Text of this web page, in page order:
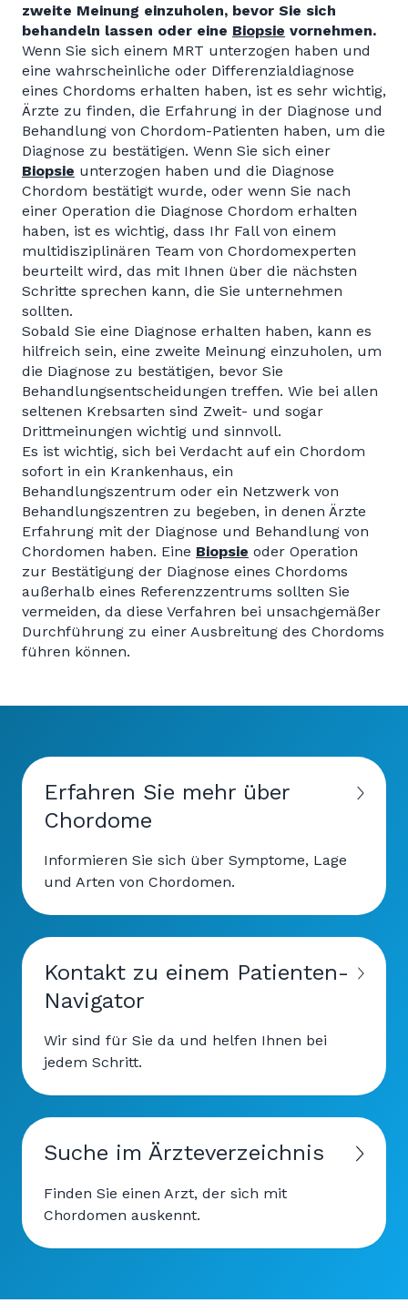
zweite Meinung einzuholen, bevor Sie sich
behandeln lassen oder eine Biopsie vornehmen.
Wenn Sie sich einem MRT unterzogen haben und
eine wahrscheinliche oder Differenzialdiagnose
eines Chordoms erhalten haben, ist es sehr wichtig,
Ärzte zu finden, die Erfahrung in der Diagnose und
Behandlung von Chordom-Patienten haben, um die
Diagnose zu bestätigen. Wenn Sie sich einer
Biopsie unterzogen haben und die Diagnose
Chordom bestätigt wurde, oder wenn Sie nach
einer Operation die Diagnose Chordom erhalten
haben, ist es wichtig, dass Ihr Fall von einem
multidisziplinären Team von Chordomexperten
beurteilt wird, das mit Ihnen über die nächsten
Schritte sprechen kann, die Sie unternehmen
sollten.
Sobald Sie eine Diagnose erhalten haben, kann es
hilfreich sein, eine zweite Meinung einzuholen, um
die Diagnose zu bestätigen, bevor Sie
Behandlungsentscheidungen treffen. Wie bei allen
seltenen Krebsarten sind Zweit- und sogar
Drittmeinungen wichtig und sinnvoll.
Es ist wichtig, sich bei Verdacht auf ein Chordom
sofort in ein Krankenhaus, ein
Behandlungszentrum oder ein Netzwerk von
Behandlungszentren zu begeben, in denen Ärzte
Erfahrung mit der Diagnose und Behandlung von
Chordomen haben. Eine Biopsie oder Operation
zur Bestätigung der Diagnose eines Chordoms
außerhalb eines Referenzzentrums sollten Sie
vermeiden, da diese Verfahren bei unsachgemäßer
Durchführung zu einer Ausbreitung des Chordoms
führen können.
Erfahren Sie mehr über
Chordome
Informieren Sie sich über Symptome, Lage
und Arten von Chordomen.
Kontakt zu einem Patienten-
Navigator
Wir sind für Sie da und helfen Ihnen bei
jedem Schritt.
Suche im Ärzteverzeichnis
Finden Sie einen Arzt, der sich mit
Chordomen auskennt.